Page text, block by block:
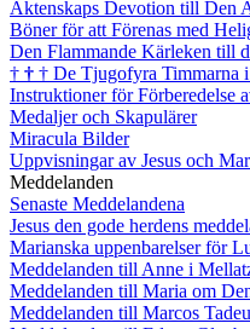
Äktenskaps Devotion till Den
Böner för att Förenas med
Den Flammande Kärleken till
† † † De Tjugofyra Timmarna
Instruktioner för Förberedelse
Medaljer och Skapulärer
Miracula Bilder
Uppvisningar av Jesus och
Meddelanden
Senaste Meddelandena
Jesus den gode herdens
Marianska uppenbarelser för
Meddelanden till Anne i
Meddelanden till Maria om
Meddelanden till Marcos